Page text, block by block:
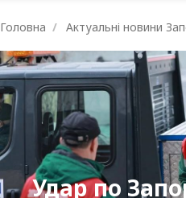
Головна Актуальні новини
Удар по